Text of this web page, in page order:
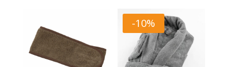
-10%